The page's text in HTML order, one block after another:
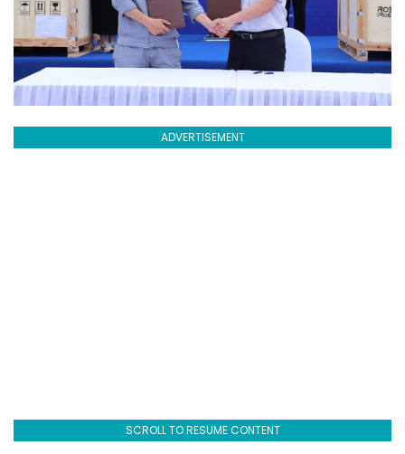
ADVERTISEMENT
SCROLL TO RESUME CONTENT